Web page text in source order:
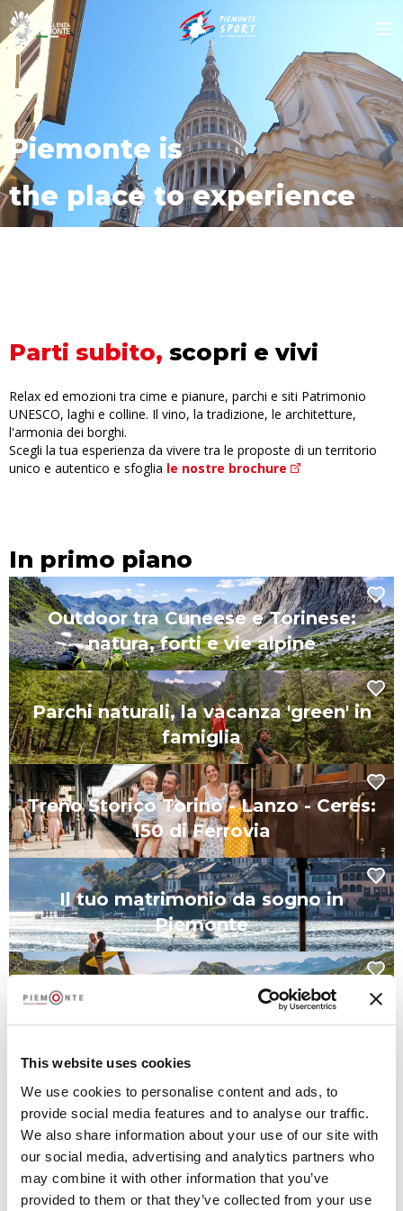
This website uses cookies
We use cookies to personalise content and ads, to
provide social media features and to analyse our traffic.
We also share information about your use of our site with
our social media, advertising and analytics partners who
may combine it with other information that you’ve
provided to them or that they’ve collected from your use
Piemonte is
the place to experience
Parti subito, scopri e vivi
Relax ed emozioni tra cime e pianure, parchi e siti Patrimonio
UNESCO, laghi e colline. Il vino, la tradizione, le architetture,
l'armonia dei borghi.
Scegli la tua esperienza da vivere tra le proposte di un territorio
unico e autentico e sfoglia le nostre brochure
In primo piano
Outdoor tra Cuneese e Torinese:
natura, forti e vie alpine
Parchi naturali, la vacanza 'green' in
famiglia
Treno Storico Torino - Lanzo - Ceres:
150 di Ferrovia
Il tuo matrimonio da sogno in
Piemonte
Piemonte terra di passioni tra epiche
salite e Granfondo
Da non perdere